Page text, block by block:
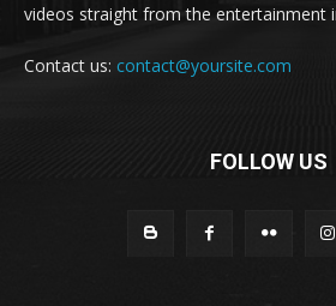
videos straight from the entertainment
Contact us: contact@yoursite.com
FOLLOW US